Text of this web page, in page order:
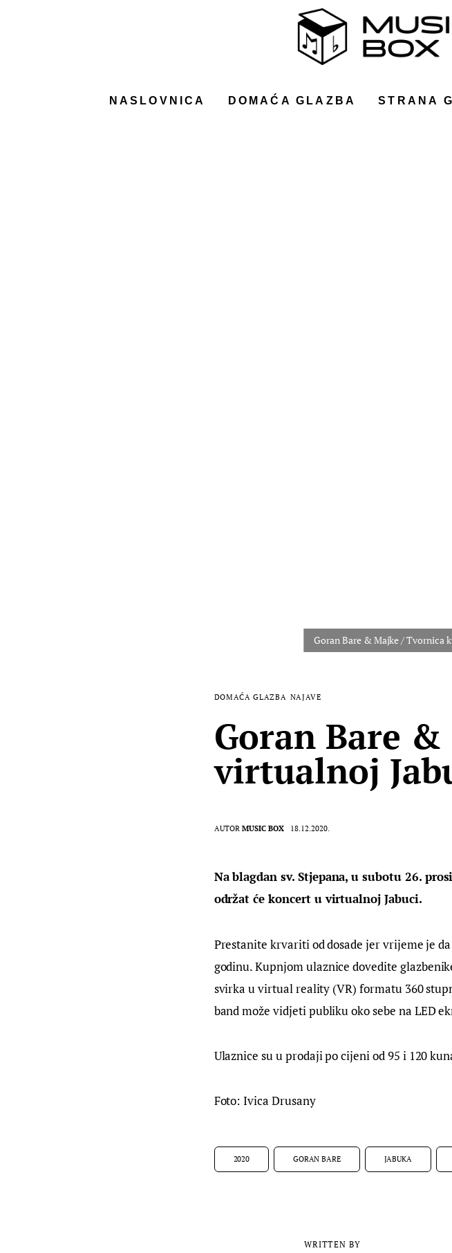
NASLOVNICA DOMAĆA GLAZBA STRANA
DOMAĆA GLAZBA NAJAVE
Goran Bare
virtualnoj
AUTOR MUSIC BOX 18.12.2020.
Na blagdan sv. Stjepana, u subotu 26.
održat će koncert u virtualnoj Jabuci.
Prestanite krvariti od dosade jer vrijeme je
godinu. Kupnjom ulaznice dovedite
svirka u virtual reality (VR) formatu 360
band može vidjeti publiku oko sebe na LED
Ulaznice su u prodaji po cijeni od 95 i 120
Foto: Ivica Drusany
2020 GORAN BARE JABUKA
WRITTEN BY